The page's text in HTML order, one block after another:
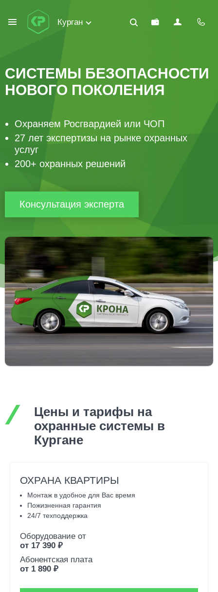
Курган
СИСТЕМЫ БЕЗОПАСНОСТИ
НОВОГО ПОКОЛЕНИЯ
Охраняем Росгвардией или ЧОП
27 лет экспертизы на рынке охранных
услуг
200+ охранных решений
Консультация эксперта
Цены и тарифы на
охранные системы в
Кургане
ОХРАНА КВАРТИРЫ
Монтаж в удобное для Вас время
Пожизненная гарантия
24/7 техподдержка
Оборудование от
от 17 390 ₽
Абонентская плата
от 1 890 ₽